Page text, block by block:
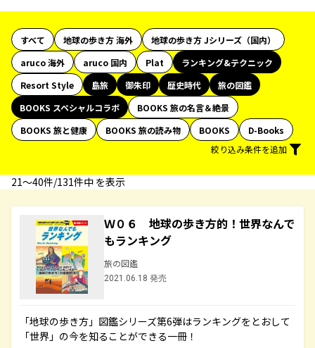
すべて 地球の歩き方 海外
地球の歩き方 Jシリーズ（国内）
aruco 海外
aruco 国内 Plat
ランキング&テクニック
Resort Style
島旅 御朱印 歴史時代
旅の図鑑
BOOKS スペシャルコラボ
BOOKS 旅の名言＆絶景
BOOKS 旅と健康
BOOKS 旅の読み物 BOOKS
D-Books
絞り込み条件を追加
21〜40件/131件中 を表示
Ｗ０６ 地球の歩き方的！世界なんで
もランキング
旅の図鑑
2021.06.18 発売
「地球の歩き方」図鑑シリーズ第6弾はランキングをとおして
「世界」の今を知ることができる一冊！